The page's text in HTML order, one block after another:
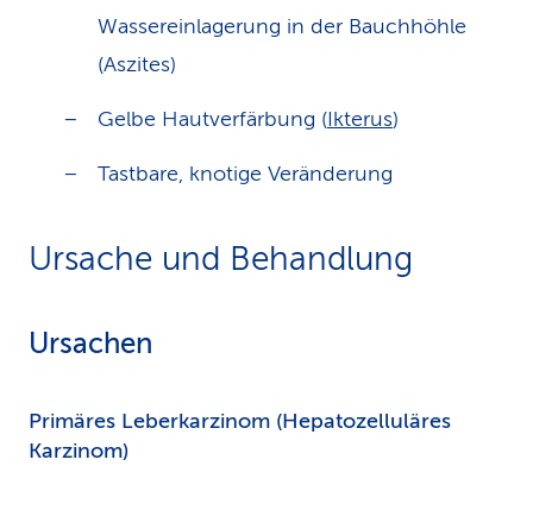
Wassereinlagerung in der Bauchhöhle
(Aszites)
Gelbe Hautverfärbung (Ikterus)
Tastbare, knotige Veränderung
Ursache und Behandlung
Ursachen
Primäres Leberkarzinom (Hepatozelluläres
Karzinom)